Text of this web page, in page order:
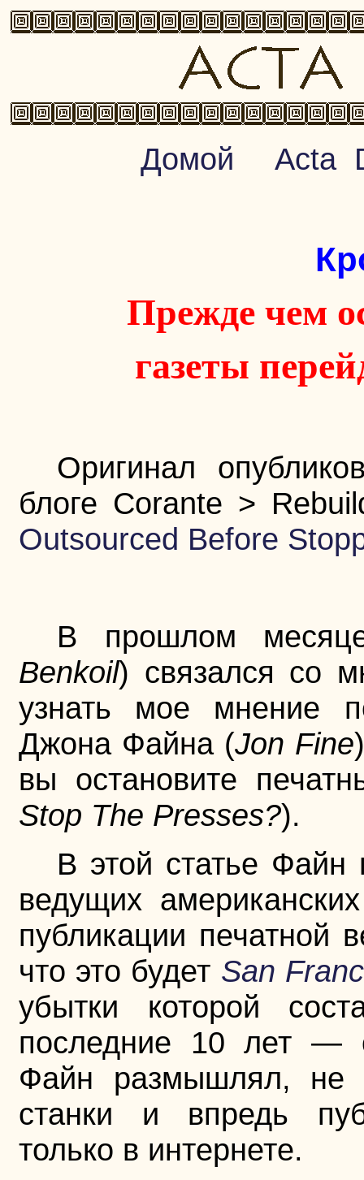
Домой Acta
Прежде чем
газеты
Оригинал
блоге Corante >
Outsourced Before
В прошлом
Benkoil) связался со
узнать мое мнение
Джона Файна (Jon Fine
вы остановите
Stop The Presses?).
В этой статье Файн
ведущих
публикации печатной
что это будет San
убытки которой
последние 10 лет —
Файн размышлял, не
станки и впредь
только в интернете.